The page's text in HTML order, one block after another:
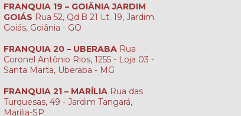
FRANQUIA 19 – GOIÂNIA JARDIM
GOIÁS Rua 52, Qd.B 21 Lt. 19, Jardim
Goiás, Goiânia - GO
FRANQUIA 20 – UBERABA Rua
Coronel Antônio Rios, 1255 - Loja 03 -
Santa Marta, Uberaba - MG
FRANQUIA 21 – MARÍLIA Rua das
Turquesas, 49 - Jardim Tangará,
Marília-SP